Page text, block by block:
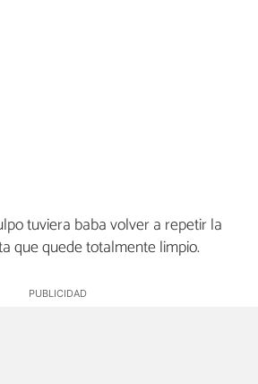
tuviera baba volver a repetir la
que quede totalmente limpio.